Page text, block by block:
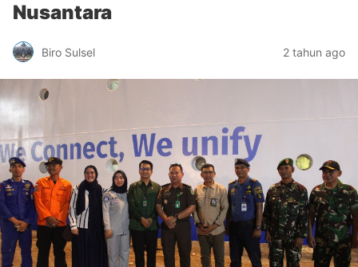
Nusantara
Biro Sulsel 2 tahun ago